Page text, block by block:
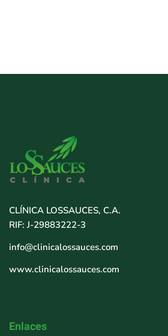
CLÍNICA LOSSAUCES, C.A.
RIF: J-29883222-3
info@clinicalossauces.com
www.clinicalossauces.com
Enlaces